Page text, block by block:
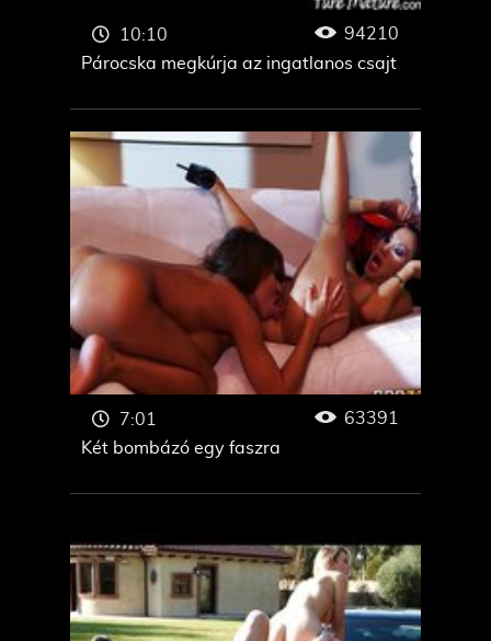
Párocska megkúrja az ingatlanos csajt
10:10 94210
Két bombázó egy faszra
7:01 63391